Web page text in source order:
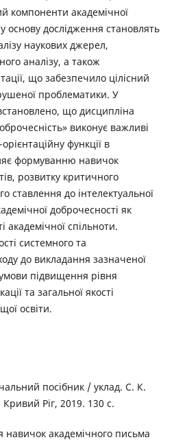
компоненти академічної
основу дослідження становлять
наукових джерел,
аналізу, а також
що забезпечило цілісний
проблематики. У
що дисципліна
виконує важливі
функції в
формуванню навичок
розвитку критичного
ставлення до інтелектуальної
доброчесності як
академічної спільноти.
системного та
до викладання зазначеної
підвищення рівня
та загальної якості
освіти.
посібник / уклад. С. К.
Ріг, 2019. 130 с.
академічного письма